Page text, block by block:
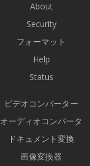
About
Security
フォーマット
Help
Status
ビデオコンバーター
オーディオコンバータ
ドキュメント変換
画像変換器